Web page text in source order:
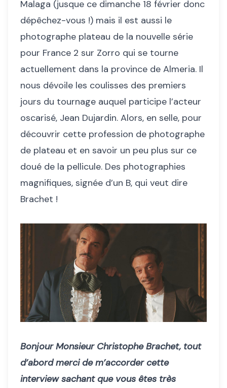
Malaga (jusque ce dimanche 18 février donc
dépêchez-vous !) mais il est aussi le
photographe plateau de la nouvelle série
pour France 2 sur Zorro qui se tourne
actuellement dans la province de Almeria. Il
nous dévoile les coulisses des premiers
jours du tournage auquel participe l’acteur
oscarisé, Jean Dujardin. Alors, en selle, pour
découvrir cette profession de photographe
de plateau et en savoir un peu plus sur ce
doué de la pellicule. Des photographies
magnifiques, signée d’un B, qui veut dire
Brachet !
Bonjour Monsieur Christophe Brachet, tout
d’abord merci de m’accorder cette
interview sachant que vous êtes très